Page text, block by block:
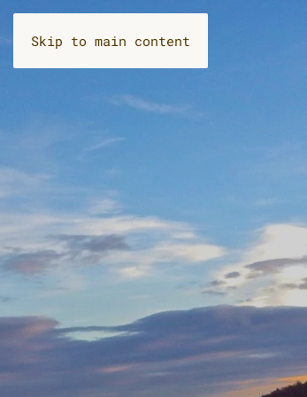
Skip to main content